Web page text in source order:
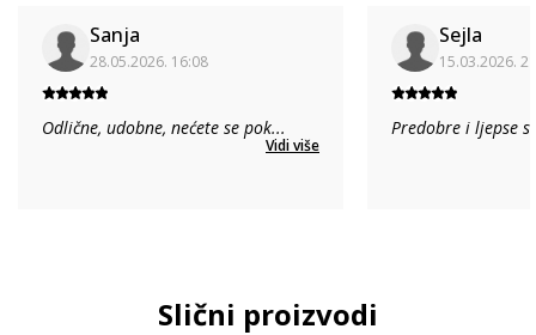
Sanja
28.05.2026. 16:08
Odlične, udobne, nećete se pok...
Vidi više
Sejla
15.03.2026.
Predobre i ljepse
Slični proizvodi